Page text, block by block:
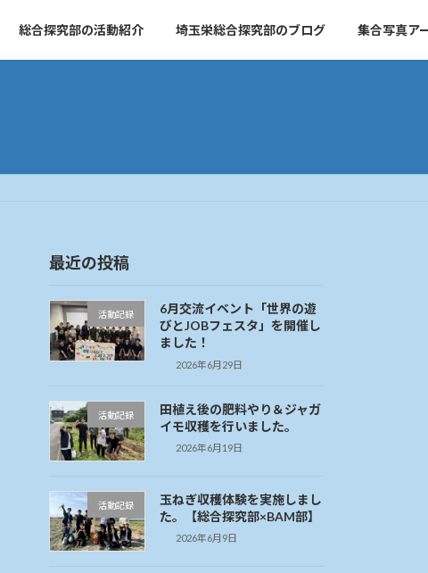
総合探究部の活動紹介 埼玉栄総合探究部のブログ 集合写真ア
最近の投稿
活動記録
6月交流イベント「世界の遊
びとJOBフェスタ」を開催し
ました！
2026年6月29日
活動記録
田植え後の肥料やり＆ジャガ
イモ収穫を行いました。
2026年6月19日
活動記録
玉ねぎ収穫体験を実施しまし
た。【総合探究部×BAM部】
2026年6月9日